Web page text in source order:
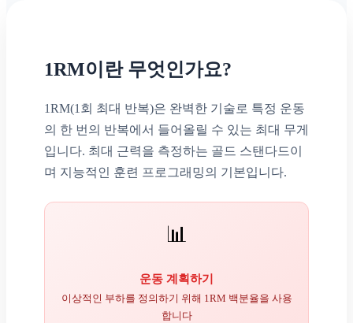
1RM이란 무엇인가요?
1RM(1회 최대 반복)은 완벽한 기술로 특정 운동
의 한 번의 반복에서 들어올릴 수 있는 최대 무게
입니다. 최대 근력을 측정하는 골드 스탠다드이
며 지능적인 훈련 프로그래밍의 기본입니다.
📊
운동 계획하기
이상적인 부하를 정의하기 위해 1RM 백분율을 사용
합니다